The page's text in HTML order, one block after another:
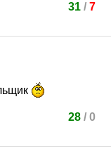
31 / 7
28 / 0